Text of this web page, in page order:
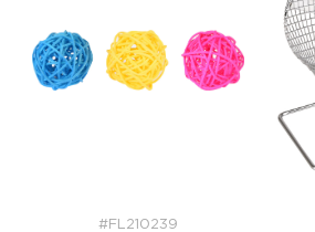
#FL210239